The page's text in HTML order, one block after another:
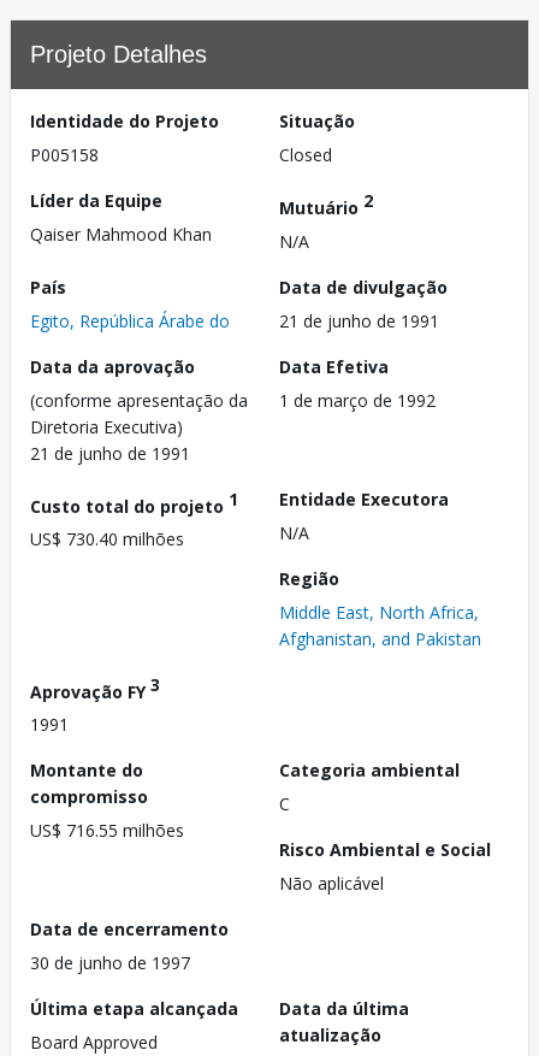
Projeto Detalhes
Identidade do Projeto
P005158
Situação
Closed
Líder da Equipe
Qaiser Mahmood Khan
Mutuário 2
N/A
País
Egito, República Árabe do
Data de divulgação
21 de junho de 1991
Data da aprovação
(conforme apresentação da
Diretoria Executiva)
21 de junho de 1991
Data Efetiva
1 de março de 1992
Custo total do projeto 1
US$ 730.40 milhões
Entidade Executora
N/A
Região
Middle East, North Africa,
Afghanistan, and Pakistan
Aprovação FY3
1991
Montante do
compromisso
US$ 716.55 milhões
Categoria ambiental
C
Risco Ambiental e Social
Não aplicável
Data de encerramento
30 de junho de 1997
Última etapa alcançada
Board Approved
Data da última
atualização